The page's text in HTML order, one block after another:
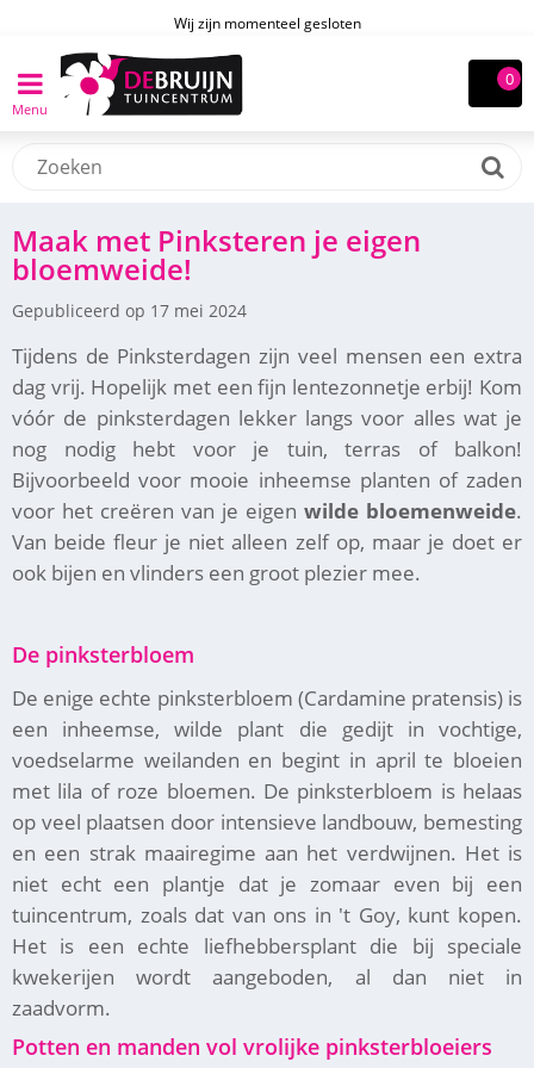
Menu
Wij zijn momenteel gesloten
Maak met Pinksteren je eigen
bloemweide!
Gepubliceerd op 17 mei 2024
Tijdens de Pinksterdagen zijn veel mensen een extra
dag vrij. Hopelijk met een fijn lentezonnetje erbij! Kom
vóór de pinksterdagen lekker langs voor alles wat je
nog nodig hebt voor je tuin, terras of balkon!
Bijvoorbeeld voor mooie inheemse planten of zaden
voor het creëren van je eigen wilde bloemenweide.
Van beide fleur je niet alleen zelf op, maar je doet er
ook bijen en vlinders een groot plezier mee.
De pinksterbloem
De enige echte pinksterbloem (Cardamine pratensis) is
een inheemse, wilde plant die gedijt in vochtige,
voedselarme weilanden en begint in april te bloeien
met lila of roze bloemen. De pinksterbloem is helaas
op veel plaatsen door intensieve landbouw, bemesting
en een strak maairegime aan het verdwijnen. Het is
niet echt een plantje dat je zomaar even bij een
tuincentrum, zoals dat van ons in 't Goy, kunt kopen.
Het is een echte liefhebbersplant die bij speciale
kwekerijen wordt aangeboden, al dan niet in
zaadvorm.
Potten en manden vol vrolijke pinksterbloeiers